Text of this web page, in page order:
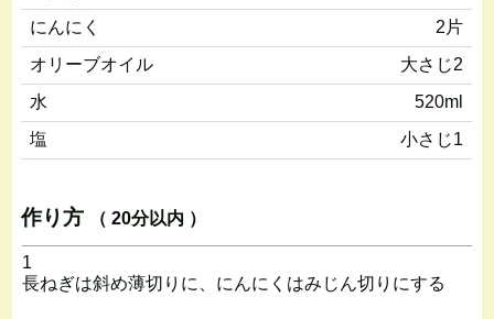
にんにく
2片
オリーブオイル
大さじ2
水
520ml
塩
小さじ1
作り方 （ 20分以内 ）
1
長ねぎは斜め薄切りに、にんにくはみじん切りにする